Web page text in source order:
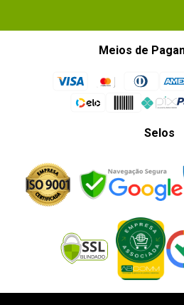
Meios de
Selos